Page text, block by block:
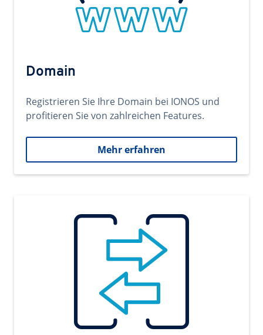
Domain
Registrieren Sie Ihre Domain bei IONOS und
profitieren Sie von zahlreichen Features.
Mehr erfahren